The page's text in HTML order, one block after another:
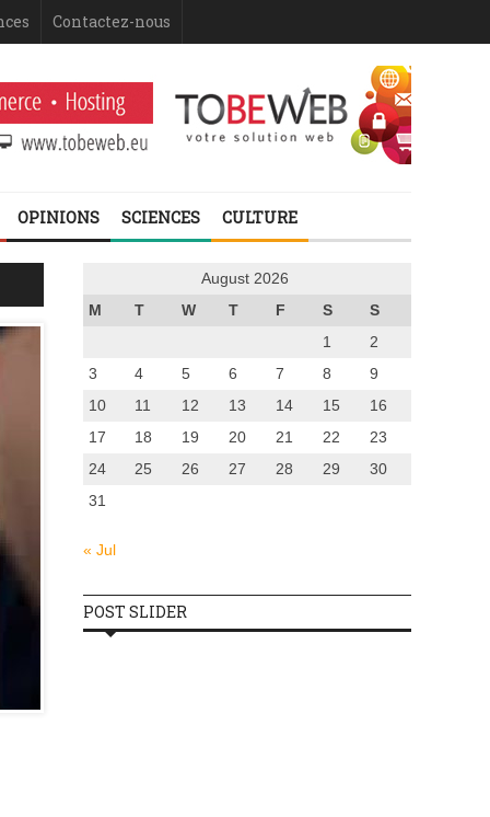
Contactez-nous
OPINIONS SCIENCES CULTURE
August 2026
M
T W T F S
S
1
2
3
4 5 6 7 8
9
10
11 12 13 14 15
16
17
18 19 20 21 22
23
24
25 26 27 28 29
30
31
« Jul
POST SLIDER